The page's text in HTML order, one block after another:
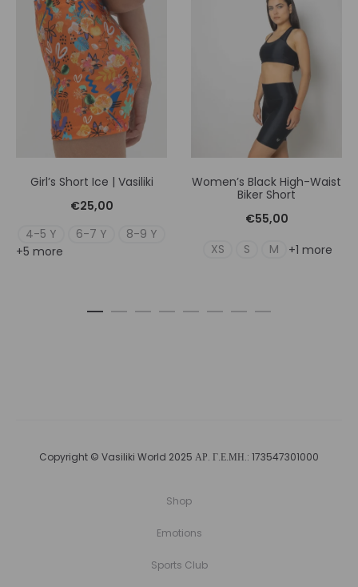
Girl’s Short Ice | Vasiliki
€25,00
4-5 Y
6-7 Y
8-9 Y
+5 more
Women’s Black High-Waist
Biker Short
€55,00
XS
S M +1 more
Copyright © Vasiliki World 2025 ΑΡ. Γ.Ε.ΜΗ.: 173547301000
Shop
Emotions
Sports Club